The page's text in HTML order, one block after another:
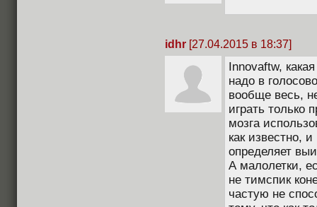
idhr [27.04.2015 в 18:37]
Innovaftw,
надо в
вообще весь,
играть только
мозга
как известно,
определяет
А малолетки,
не тимспик
частую не